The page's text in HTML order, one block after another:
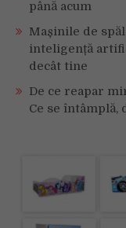
până acum
Mașinile de
inteligență
decât tine
De ce reapar
Ce se întâmplă,